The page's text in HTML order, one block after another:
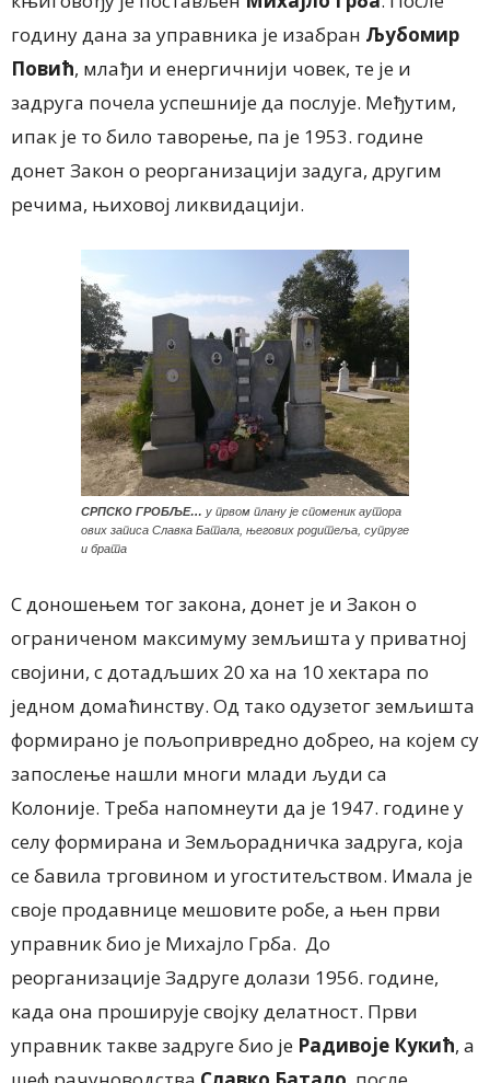
годину дана за управника је изабран Љубомир
Повић, млађи и енергичнији човек, те је и
задруга почела успешније да послује. Међутим,
ипак је то било таворење, па је 1953. године
донет Закон о реорганизацији задуга, другим
речима, њиховој ликвидацији.
СРПСКО ГРОБЉЕ… у првом плану је споменик аутора
ових записа Славка Батала, његових родитеља, супруге
и брата
С доношењем тог закона, донет је и Закон о
ограниченом максимуму земљишта у приватној
својини, с дотадљших 20 ха на 10 хектара по
једном домаћинству. Од тако одузетог земљишта
формирано је пољопривредно добрео, на којем су
запослење нашли многи млади људи са
Колоније. Треба напомнеути да је 1947. године у
селу формирана и Земљорадничка задруга, која
се бавила трговином и угоститељством. Имала је
своје продавнице мешовите робе, а њен први
управник био је Михајло Грба. До
реорганизације Задруге долази 1956. године,
када она проширује својку делатност. Први
управник такве задруге био је Радивоје Кукић, а